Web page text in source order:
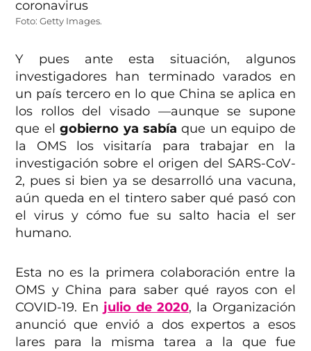
Foto: Getty Images.
Y pues ante esta situación, algunos
investigadores han terminado varados en
un país tercero en lo que China se aplica en
los rollos del visado —aunque se supone
que elgobierno ya sabía que un equipo de
la OMS los visitaría para trabajar en la
investigación sobre el origen del SARS-CoV-
2, pues si bien ya se desarrolló una vacuna,
aún queda en el tintero saber qué pasó con
el virus y cómo fue su salto hacia el ser
humano.
Esta no es la primera colaboración entre la
OMS y China para saber qué rayos con el
COVID-19. En julio de 2020, la Organización
anunció que envió a dos expertos a esos
lares para la misma tarea a la que fue